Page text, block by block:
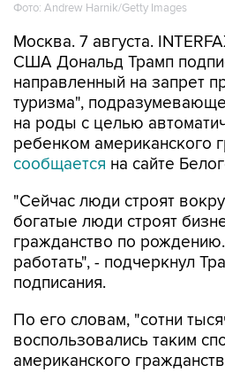
Фото: Andrew Harnik/Getty Images
Москва. 7 августа.
США Дональд Трамп
направленный на запрет
туризма",
на роды с целью
ребенком американского
сообщается на сайте
"Сейчас люди строят
богатые люди строят
гражданство по
работать", - подчеркнул
подписания.
По его словам, "сотни
воспользовались таким
американского